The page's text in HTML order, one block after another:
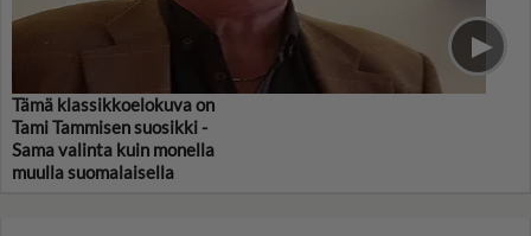
Tämä klassikkoelokuva on
Tami Tammisen suosikki -
Sama valinta kuin monella
muulla suomalaisella